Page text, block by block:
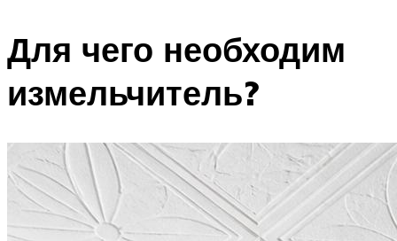
Для чего необходим
измельчитель?